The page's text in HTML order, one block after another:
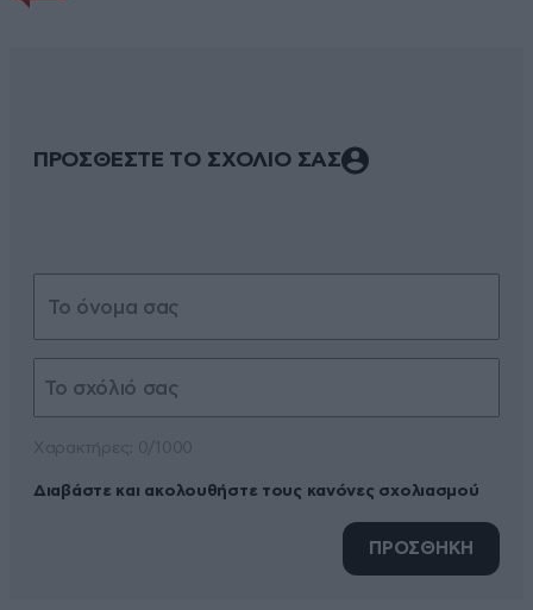
ΠΡΟΣΘΕΣΤΕ ΤΟ ΣΧΟΛΙΟ ΣΑΣ
Διαβάστε και ακολουθήστε τους κανόνες σχολιασμού
ΠΡΟΣΘΗΚΗ